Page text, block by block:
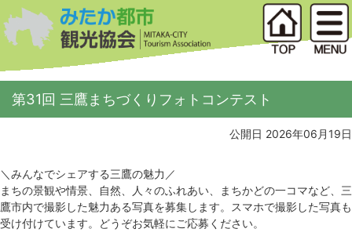
第31回 三鷹まちづくりフォトコンテスト
公開日 2026年06月19日
＼みんなでシェアする三鷹の魅力／
まちの景観や情景、自然、人々のふれあい、まちかどの一コマなど、三
鷹市内で撮影した魅力ある写真を募集します。スマホで撮影した写真も
受け付けています。どうぞお気軽にご応募ください。